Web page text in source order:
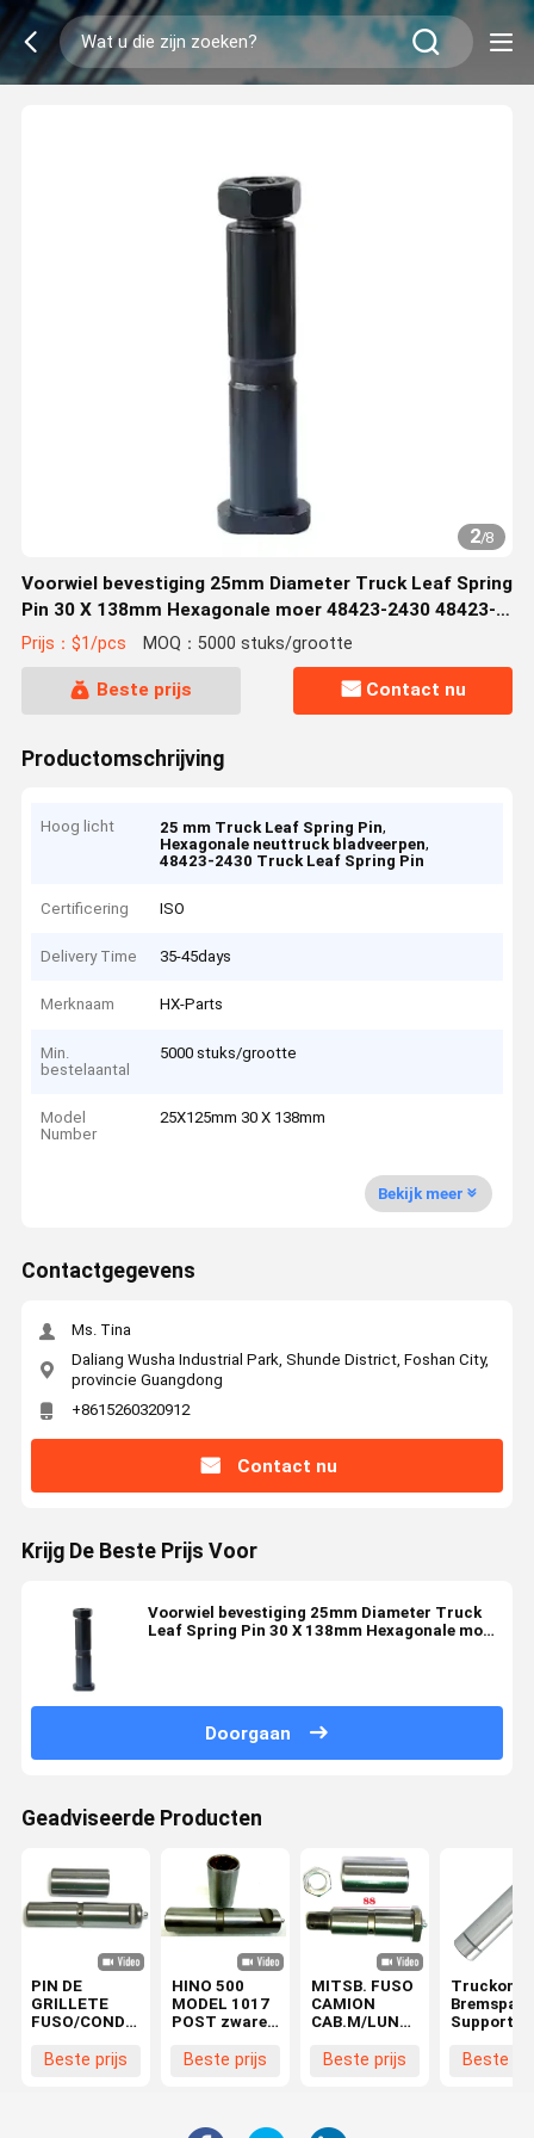
2/8
Voorwiel bevestiging 25mm Diameter Truck Leaf Spring
Pin 30 X 138mm Hexagonale moer 48423-2430 48423-
2430 48423-1650 48423-1560
Prijs：$1/pcs MOQ：5000 stuks/grootte
Beste prijs Contact nu
Productomschrijving
Hoog licht 25 mm Truck Leaf Spring Pin,
Hexagonale neuttruck bladveerpen,
48423-2430 Truck Leaf Spring Pin
Certificering ISO
Delivery Time 35-45days
Merknaam HX-Parts
Min.
bestelaantal
5000 stuks/grootte
Model
Number
25X125mm 30 X 138mm
Bekijk meer
Contactgegevens
Ms. Tina
Daliang Wusha Industrial Park, Shunde District, Foshan City,
provincie Guangdong
+8615260320912
Contact nu
Krijg De Beste Prijs Voor
Voorwiel bevestiging 25mm Diameter Truck
Leaf Spring Pin 30 X 138mm Hexagonale moer
Doorgaan
Geadviseerde Producten
PIN DE
GRILLETE
FUSO/CONDOR
X 130 Voor
Beste prijs
HINO 500
MODEL 1017
POST zware
bladvoetspeld
GR.8 48423-
Beste prijs
MITSB. FUSO
CAMION
CAB.M/LUNA
Ø28x88
Beste prijs
Bremspad
Support
Beste